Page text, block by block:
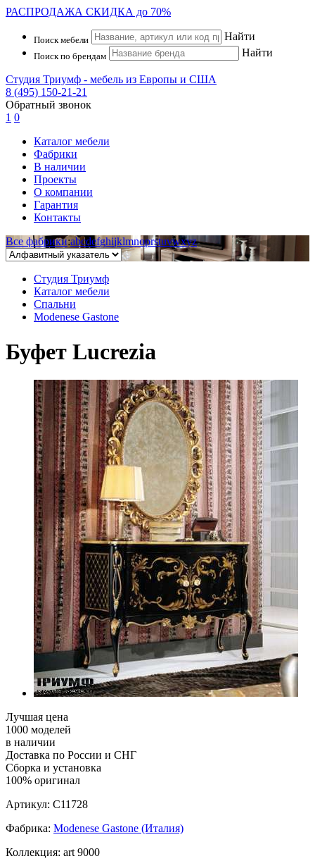
РАСПРОДАЖА СКИДКА до 70%
Поиск мебели Найти
Поиск по брендам Найти
Студия Триумф - мебель из Европы и США
8 (495) 150-21-21
Обратный звонок
1 0
Каталог мебели
Фабрики
В наличии
Проекты
О компании
Гарантия
Контакты
Все фабрики:abcdefghijklmnoprstuvwxyz
Студия Триумф
Каталог мебели
Спальни
Modenese Gastone
Буфет Lucrezia
Лучшая цена
1000 моделей
в наличии
Доставка по России и СНГ
Сборка и установка
100% оригинал
Артикул: C11728
Фабрика: Modenese Gastone (Италия)
Коллекция: art 9000